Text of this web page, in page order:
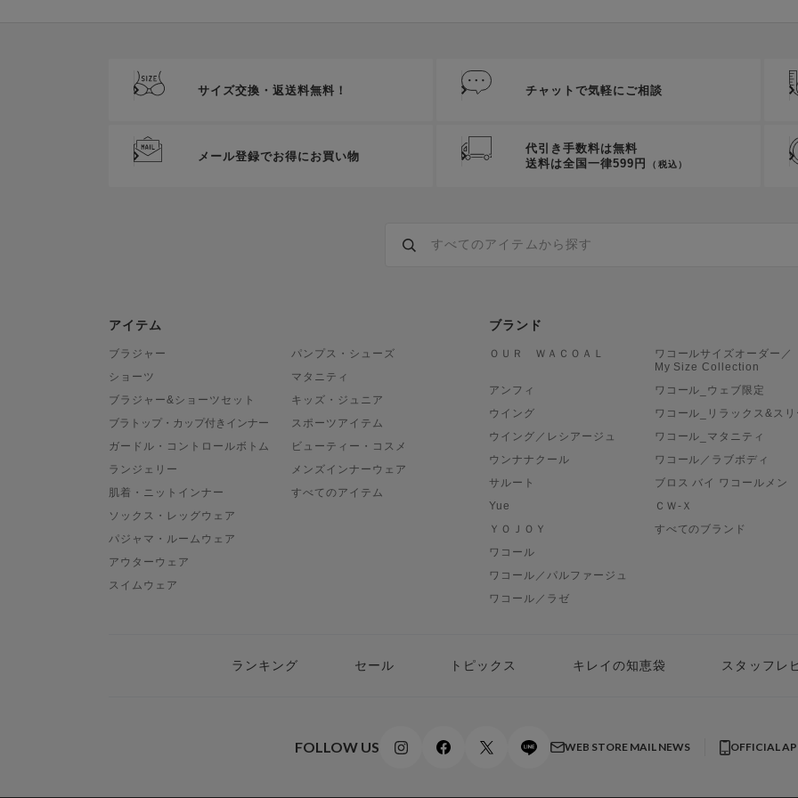
サイズ交換・返送料無料！ チャットで気軽にご相談
メール登録でお得にお買い物
代引き手数料は無料
送料は全国一律599円
（税込）
アイテム
ブラジャー
ショーツ
ブラジャー&ショーツセット
ブラトップ・カップ付きインナー
ガードル・コントロールボトム
ランジェリー
肌着・ニットインナー
ソックス・レッグウェア
パジャマ・ルームウェア
アウターウェア
スイムウェア
パンプス・シューズ
マタニティ
キッズ・ジュニア
スポーツアイテム
ビューティー・コスメ
メンズインナーウェア
すべてのアイテム
ブランド
ＯＵＲ ＷＡＣＯＡＬ
アンフィ
ウイング
ウイング／レシアージュ
ウンナナクール
サルート
Yue
ＹＯＪＯＹ
ワコール
ワコール／パルファージュ
ワコール／ラゼ
ワコールサイズオーダー／
My Size Collection
ワコール_ウェブ限定
ワコール_リラックス&ス
ワコール_マタニティ
ワコール／ラブボディ
ブロス バイ ワコールメン
ＣＷ-Ｘ
すべてのブランド
ランキング セール トピックス キレイの知恵袋 スタッフレ
FOLLOW US WEB STORE MAIL NEWS OFFICIAL